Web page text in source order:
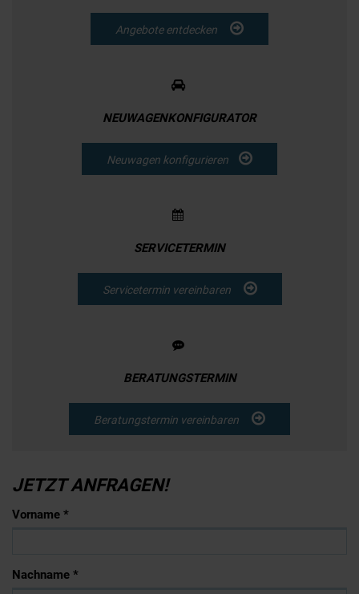
Angebote entdecken
NEUWAGENKONFIGURATOR
Neuwagen konfigurieren
SERVICETERMIN
Servicetermin vereinbaren
BERATUNGSTERMIN
Beratungstermin vereinbaren
JETZT ANFRAGEN!
Vorname *
Nachname *